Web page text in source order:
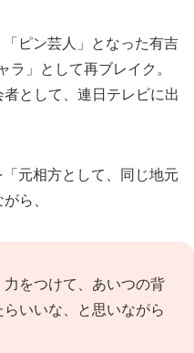
ピン芸人」となった有吉
」として再ブレイク。
として、連日テレビに出
元相方として、同じ地元
ら、
力をつけて、あいつの背
いいな、と思いながら